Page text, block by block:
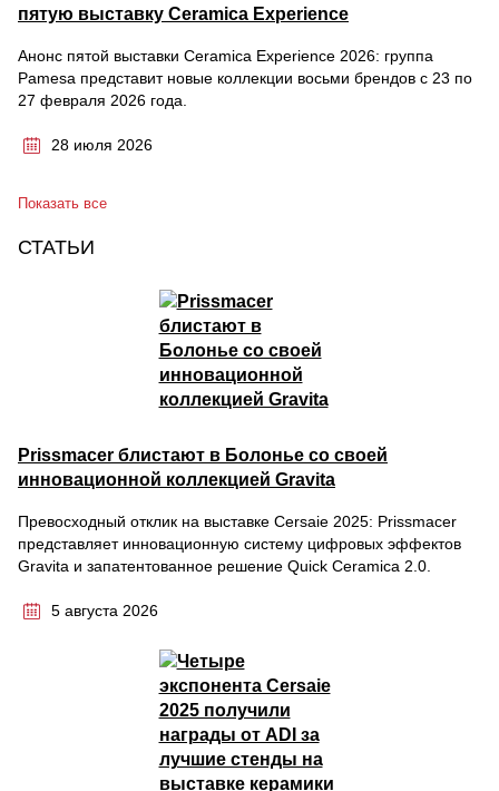
пятую выставку Ceramica Experience
Анонс пятой выставки Ceramica Experience 2026: группа
Pamesa представит новые коллекции восьми брендов с 23 по
27 февраля 2026 года.
28 июля 2026
Показать все
СТАТЬИ
Prissmacer блистают в Болонье со своей
инновационной коллекцией Gravita
Превосходный отклик на выставке Cersaie 2025: Prissmacer
представляет инновационную систему цифровых эффектов
Gravita и запатентованное решение Quick Ceramica 2.0.
5 августа 2026